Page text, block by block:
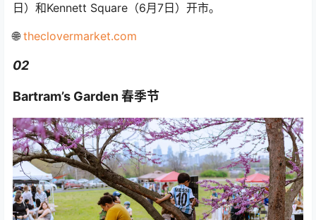
日）和Kennett Square（6月7日）开市。
🌐theclovermarket.com
02
Bartram’s Garden 春季节